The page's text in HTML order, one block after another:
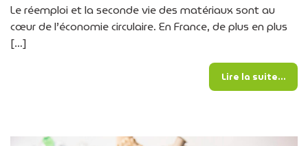
Le réemploi et la seconde vie des matériaux sont au
cœur de l’économie circulaire. En France, de plus en plus
[…]
Lire la suite…